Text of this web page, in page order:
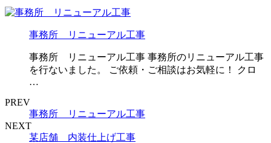
事務所 リニューアル工事
事務所 リニューアル工事 事務所のリニューアル工事
を行ないました。 ご依頼・ご相談はお気軽に！ クロ
…
PREV
事務所 リニューアル工事
NEXT
某店舗 内装仕上げ工事